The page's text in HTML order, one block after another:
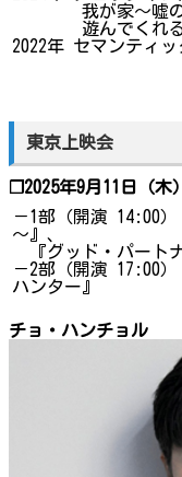
我が家～嘘の
遊んでくれる
2022年 セマンティッ
東京上映会
❐2025年9月11日（木
－1部（開演 14:00
～』、
『グッド・パート
－2部（開演 17:00
ハンター』
チョ・ハンチョル